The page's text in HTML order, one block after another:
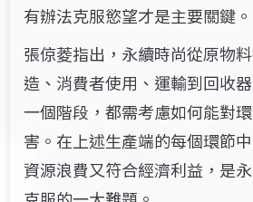
有辦法克服慾望才是主要關鍵。
張倞菱指出，永續時尚從原物
造、消費者使用、運輸到回收
一個階段，都需考慮如何能對
害。在上述生產端的每個環節
資源浪費又符合經濟利益，是